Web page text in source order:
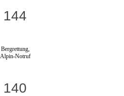
144
Bergrettung,
Alpin-Notruf
140